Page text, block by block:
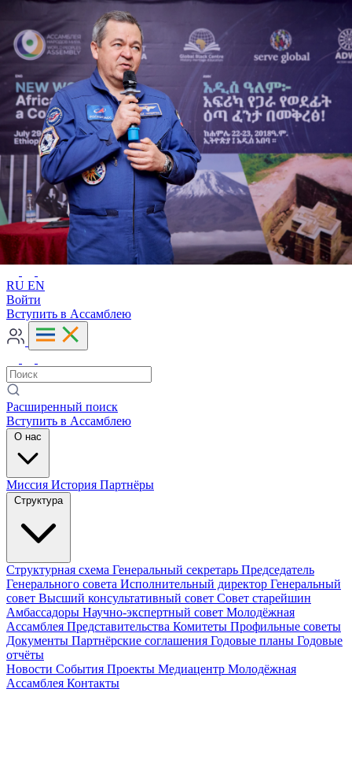
Расширенный поиск
RU EN
RU EN
Войти
Вступить в Ассамблею
Расширенный поиск
Вступить в Ассамблею
О нас
Миссия История Партнёры
Структура
Структурная схема Генеральный секретарь Председатель
Генерального совета Исполнительный директор Генеральный
совет Высший консультативный совет Совет старейшин
Амбассадоры Научно-экспертный совет Молодёжная
Ассамблея Представительства Комитеты Профильные советы
Документы Партнёрские соглашения Годовые планы Годовые
отчёты
Новости События Проекты Медиацентр Молодёжная
Ассамблея Контакты